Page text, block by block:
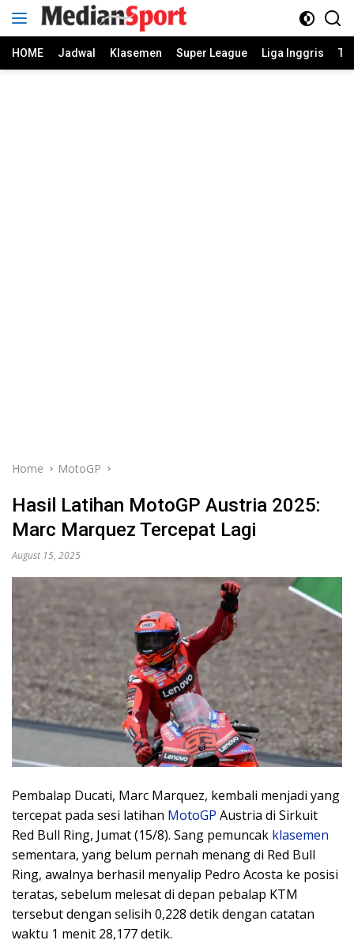
HOME Jadwal Klasemen Super League Liga Inggris
Home MotoGP
Hasil Latihan MotoGP Austria 2025:
Marc Marquez Tercepat Lagi
August 15, 2025
Pembalap Ducati, Marc Marquez, kembali menjadi yang
tercepat pada sesi latihan MotoGP Austria di Sirkuit
Red Bull Ring, Jumat (15/8). Sang pemuncak klasemen
sementara, yang belum pernah menang di Red Bull
Ring, awalnya berhasil menyalip Pedro Acosta ke posisi
teratas, sebelum melesat di depan pebalap KTM
tersebut dengan selisih 0,228 detik dengan catatan
waktu 1 menit 28,177 detik.